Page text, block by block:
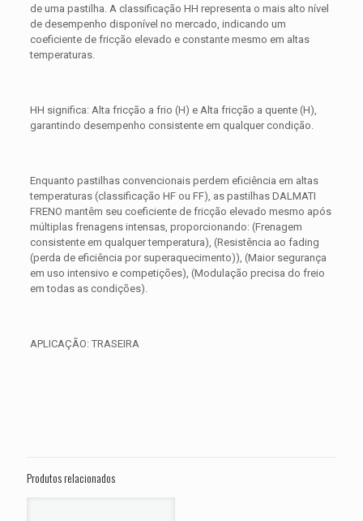
de uma pastilha. A classificação HH representa o mais alto nível
de desempenho disponível no mercado, indicando um
coeficiente de fricção elevado e constante mesmo em altas
temperaturas.
HH significa: Alta fricção a frio (H) e Alta fricção a quente (H),
garantindo desempenho consistente em qualquer condição.
Enquanto pastilhas convencionais perdem eficiência em altas
temperaturas (classificação HF ou FF), as pastilhas DALMATI
FRENO mantêm seu coeficiente de fricção elevado mesmo após
múltiplas frenagens intensas, proporcionando: (Frenagem
consistente em qualquer temperatura), (Resistência ao fading
(perda de eficiência por superaquecimento)), (Maior segurança
em uso intensivo e competições), (Modulação precisa do freio
em todas as condições).
APLICAÇÃO: TRASEIRA
ANO 2014 2015 2016 2017 2018 2019”
Produtos relacionados